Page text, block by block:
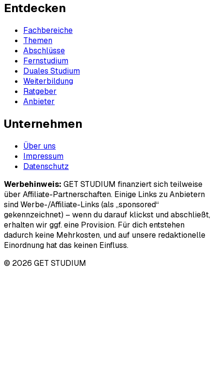
Entdecken
Fachbereiche
Themen
Abschlüsse
Fernstudium
Duales Studium
Weiterbildung
Ratgeber
Anbieter
Unternehmen
Über uns
Impressum
Datenschutz
Werbehinweis: GET STUDIUM finanziert sich teilweise
über Affiliate-Partnerschaften. Einige Links zu Anbietern
sind Werbe-/Affiliate-Links (als „sponsored“
gekennzeichnet) – wenn du darauf klickst und abschließt,
erhalten wir ggf. eine Provision. Für dich entstehen
dadurch keine Mehrkosten, und auf unsere redaktionelle
Einordnung hat das keinen Einfluss.
© 2026 GET STUDIUM